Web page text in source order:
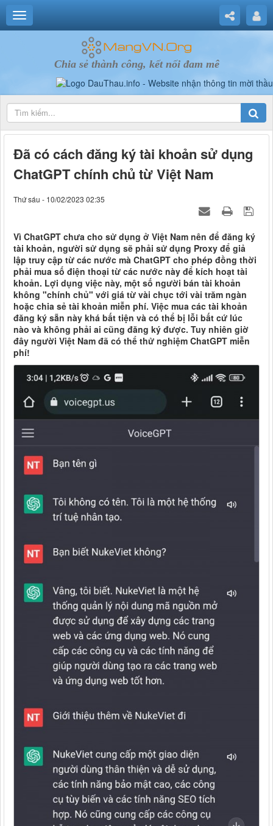
Chia sẻ thành công, kết nối đam mê
Đã có cách đăng ký tài khoản sử dụng
ChatGPT chính chủ từ Việt Nam
Thứ sáu - 10/02/2023 02:35
Vì ChatGPT chưa cho sử dụng ở Việt Nam nên để đăng ký
tài khoản, người sử dụng sẽ phải sử dụng Proxy để giả
lập truy cập từ các nước mà ChatGPT cho phép đồng thời
phải mua số điện thoại từ các nước này để kích hoạt tài
khoản. Lợi dụng việc này, một số người bán tài khoản
không "chính chủ" với giá từ vài chục tới vài trăm ngàn
hoặc chia sẻ tài khoản miễn phí. Việc mua các tài khoản
đăng ký sẵn này khá bất tiện và có thể bị lỗi bất cứ lúc
nào và không phải ai cũng đăng ký được. Tuy nhiên giờ
đây người Việt Nam đã có thể thử nghiệm ChatGPT miễn
phí!